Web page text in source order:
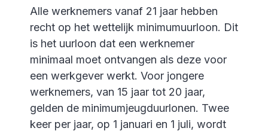
Alle werknemers vanaf 21 jaar hebben
recht op het wettelijk minimumuurloon. Dit
is het uurloon dat een werknemer
minimaal moet ontvangen als deze voor
een werkgever werkt. Voor jongere
werknemers, van 15 jaar tot 20 jaar,
gelden de minimumjeugduurlonen. Twee
keer per jaar, op 1 januari en 1 juli, wordt